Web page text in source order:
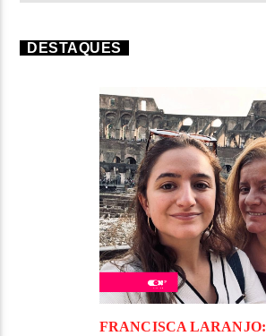
DESTAQUES
FRANCISCA LARANJO: